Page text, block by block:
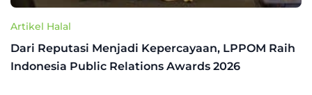
Artikel Halal
Dari Reputasi Menjadi Kepercayaan, LPPOM Raih
Indonesia Public Relations Awards 2026